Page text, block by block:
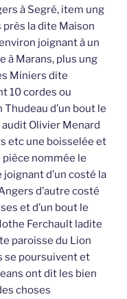
à Segré, item ung
près la dite Maison
joignant à un
à Marans, plus ung
Miniers dite
10 cordes ou
d’un bout le
Olivier Menard
etc une boisselée et
nommée le
d’un costé la
d’autre costé
et d’un bout le
Ferchault ladite
paroisse du Lion
se poursuivent et
ont dit les bien
choses